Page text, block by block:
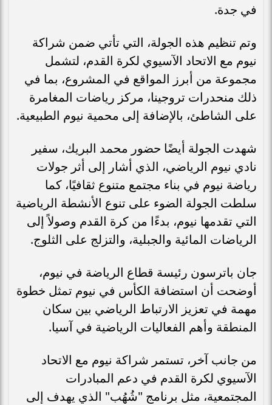
في جدة.
وتم تنظيم هذه الجولة، التي تأتي ضمن شراكة
نيوم مع الاتحاد الآسيوي لكرة القدم، لتشمل
مجموعة من أبرز المواقع في المشروع، بما في
ذلك منحدرات تروجينا، مركز رياضات المغامرة
على الشاطئ، بالإضافة إلى محمية نيوم الطبيعية.
شهدت الجولة أيضًا حضور محمد البريك، سفير
نادي نيوم الرياضي، الذي أشار إلى أثر جولات
رياضة نيوم في بناء مجتمع متنوع ثقافيًا، كما
سلطت الجولة الضوء على تنوع الأنشطة الرياضية
التي تقدمها نيوم، بدءًا من كرة القدم وصولاً إلى
الرياضات المائية والجبلية، والتزلج على الثلوج.
جان باترسون رئيسة قطاع الرياضة في نيوم،
أوضحت أن استضافة الكأس في نيوم تمثل خطوة
مهمة في تعزيز الارتباط الرياضي بين سكان
المنطقة وأهم الفعاليات الرياضية في آسيا.
من جانب آخر، تستمر شراكة نيوم مع الاتحاد
الآسيوي لكرة القدم في دعم المبادرات
المجتمعية، مثل برنامج "شُهُب" الذي يهدف إلى